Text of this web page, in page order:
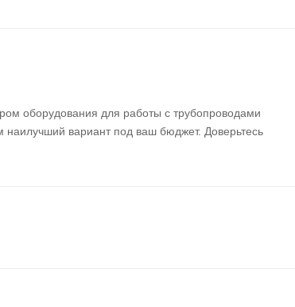
оборудования для работы с трубопроводами
вариант под ваш бюджет. Доверьтесь